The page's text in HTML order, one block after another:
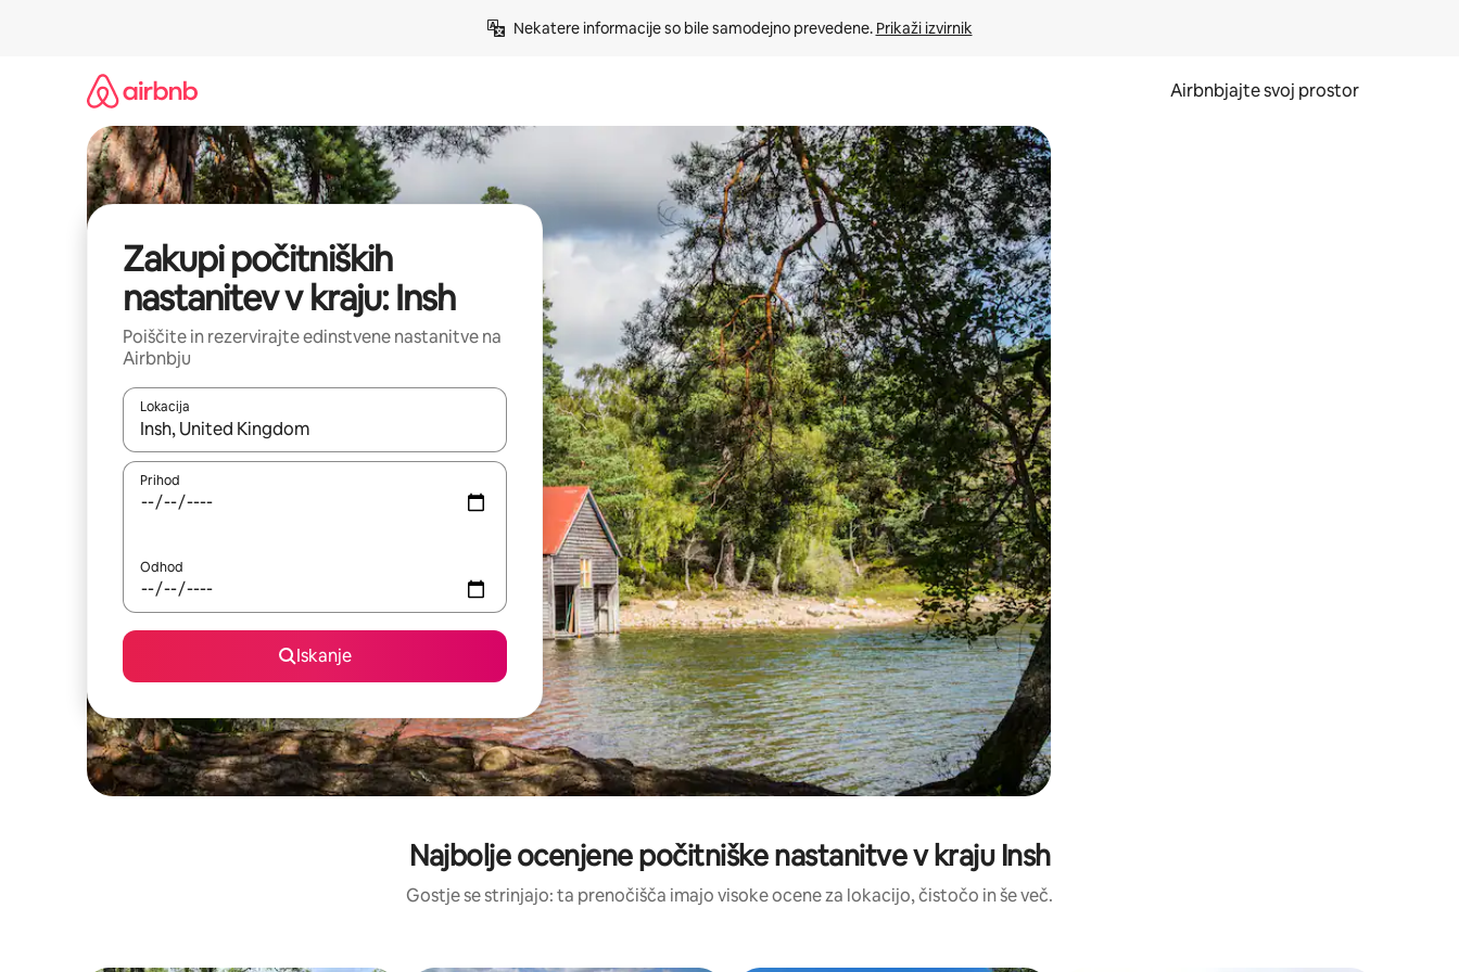
Nekatere informacije so bile samodejno prevedene. Prikaži izvirnik
Airbnbjajte svoj prostor
Zakupi počitniških
nastanitev v kraju: Insh
Poiščite in rezervirajte edinstvene nastanitve na
Airbnbju
Lokacija
Ko so rezultati na voljo, krmarite s puščičnima tipkama gor in dol ali pa raziskujte z dotikom ali podrsljajem.
Prihod
Odhod
Iskanje
Najbolje ocenjene počitniške nastanitve v kraju Insh
Gostje se strinjajo: ta prenočišča imajo visoke ocene za lokacijo, čistočo in še več.